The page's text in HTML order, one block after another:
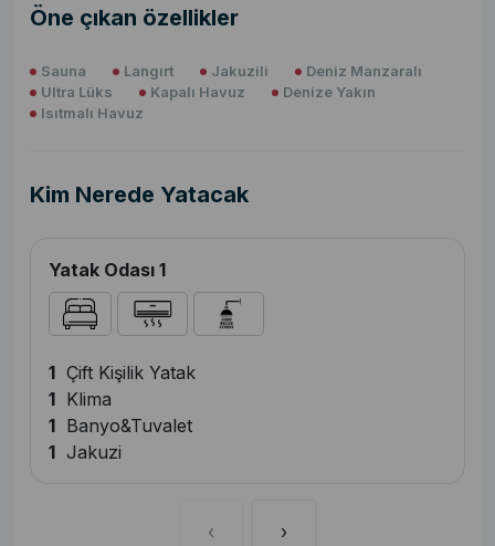
Öne çıkan özellikler
Sauna Langırt Jakuzili
Deniz Manzaralı
Ultra Lüks
Kapalı Havuz
Denize Yakın
Isıtmalı Havuz
Kim Nerede Yatacak
Yatak Odası 1
1 Çift Kişilik Yatak
1 Klima
1 Banyo&Tuvalet
1 Jakuzi
‹ ›